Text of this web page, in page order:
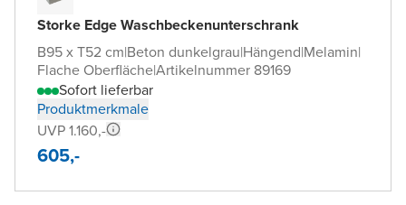
Storke Edge Waschbeckenunterschrank
B95 x T52 cm|Beton dunkelgrau|Hängend|Melamin|
Flache Oberfläche|Artikelnummer 89169
Sofort lieferbar
Produktmerkmale
UVP 1.160,-
605,-